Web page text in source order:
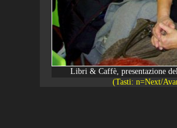
Libri & Caffè, presentazione
(Tasti: n=Next/